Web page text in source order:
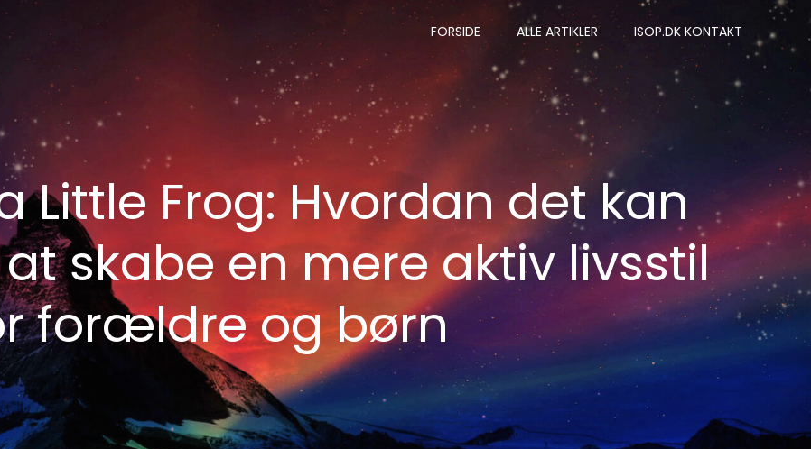
FORSIDE ALLE ARTIKLER ISOP.DK KONTAKT
Little Frog: Hvordan det kan
skabe en mere aktiv livsstil
forældre og børn